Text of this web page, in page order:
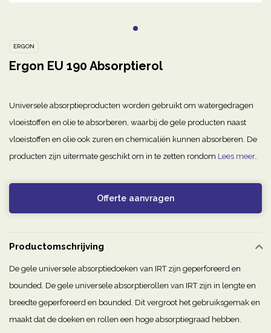
ERGON
Ergon EU 190 Absorptierol
Universele absorptieproducten worden gebruikt om watergedragen
vloeistoffen en olie te absorberen, waarbij de gele producten naast
vloeistoffen en olie ook zuren en chemicaliën kunnen absorberen. De
producten zijn uitermate geschikt om in te zetten rondom Lees meer..
Offerte aanvragen
Productomschrijving
De gele universele absorptiedoeken van IRT zijn geperforeerd en
bounded. De gele universele absorptierollen van IRT zijn in lengte en
breedte geperforeerd en bounded. Dit vergroot het gebruiksgemak en
maakt dat de doeken en rollen een hoge absorptiegraad hebben.